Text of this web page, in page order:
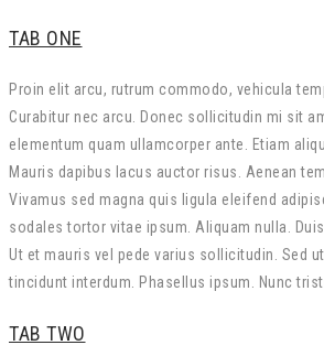
TAB ONE
Proin elit arcu, rutrum commodo, vehicula
Curabitur nec arcu. Donec sollicitudin mi sit
elementum quam ullamcorper ante. Etiam
Mauris dapibus lacus auctor risus. Aenean
Vivamus sed magna quis ligula eleifend
sodales tortor vitae ipsum. Aliquam nulla.
Ut et mauris vel pede varius sollicitudin. Sed
tincidunt interdum. Phasellus ipsum. Nunc
TAB TWO